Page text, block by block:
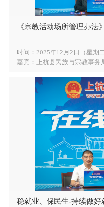
《宗教活动场所管理办法
时间：2025年12月2日（星期二
嘉宾：上杭县民族与宗教事务
稳就业、保民生-持续做好